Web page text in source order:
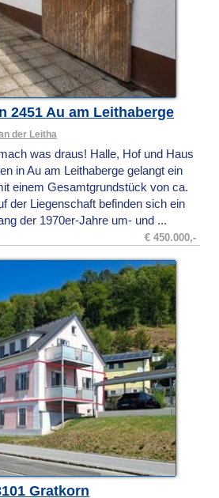
2451 Au am Leithaberge
der Leitha
was draus! Halle, Hof und Haus
in Au am Leithaberge gelangt ein
einem Gesamtgrundstück von ca.
der Liegenschaft befinden sich ein
der 1970er-Jahre um- und ...
€ 450.000,-
Gratkorn